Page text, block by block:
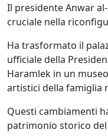
Il presidente Anwar
cruciale nella
Ha trasformato il
ufficiale della
Haramlek in un
artistici della famiglia
Questi cambiamenti
patrimonio storico